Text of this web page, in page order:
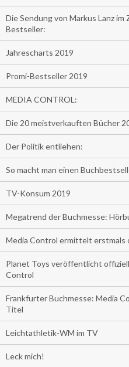
Die Sendung von Markus Lanz im
Bestseller:
Jahrescharts 2019
Promi-Bestseller 2019
MEDIA CONTROL:
Die 20 meistverkauften Bücher
Der Politik entliehen:
So macht man einen
TV-Konsum 2019
Megatrend der Buchmesse:
Media Control ermittelt erstmals
Planet Toys veröffentlicht
Control
Frankfurter Buchmesse: Media
Titel
Leichtathletik-WM im TV
Leck mich!